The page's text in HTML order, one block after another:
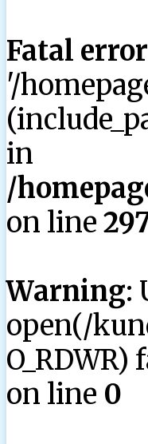
Fatal error
'/
in
/
on line
Warning:
open(/
on line 0